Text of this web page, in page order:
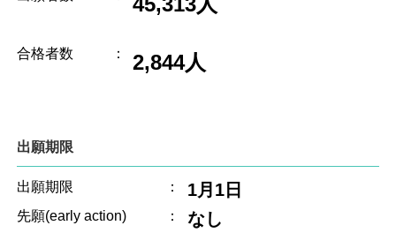
合格者数 ： 2,844人
出願期限
出願期限 ： 1月1日
先願(early action) ： なし